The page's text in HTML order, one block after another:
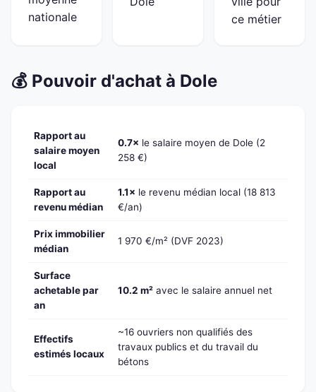
nationale
ce métier
💰 Pouvoir d'achat à Dole
Rapport au
salaire moyen
local
0.7× le salaire moyen de Dole (2
258 €)
Rapport au
revenu médian
1.1× le revenu médian local (18 813
€/an)
Prix immobilier
médian
1 970 €/m² (DVF 2023)
Surface
achetable par
an
10.2 m² avec le salaire annuel net
Effectifs
estimés locaux
~16 ouvriers non qualifiés des
travaux publics et du travail du
bétons